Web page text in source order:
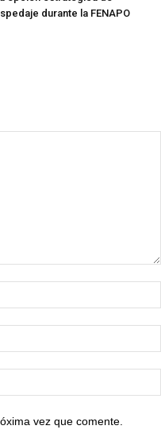
durante la FENAPO
vez que comente.